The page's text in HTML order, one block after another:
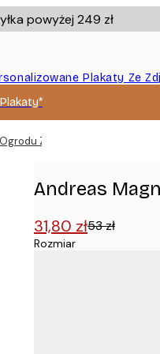
powyżej 249 zł
Plakaty Ze
Zen Plakat
Andreas
31,80 zł53 zł
Rozmiar